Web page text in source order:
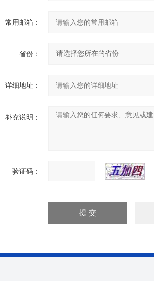
常用邮箱：
省份：
详细地址：
补充说明：
验证码：